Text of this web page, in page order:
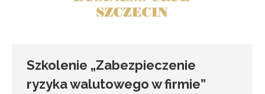
Szkolenie „Zabezpieczenie
ryzyka walutowego w firmie”